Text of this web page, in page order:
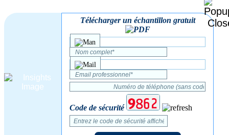
Télécharger un échantillon gratuit
Code de sécurité